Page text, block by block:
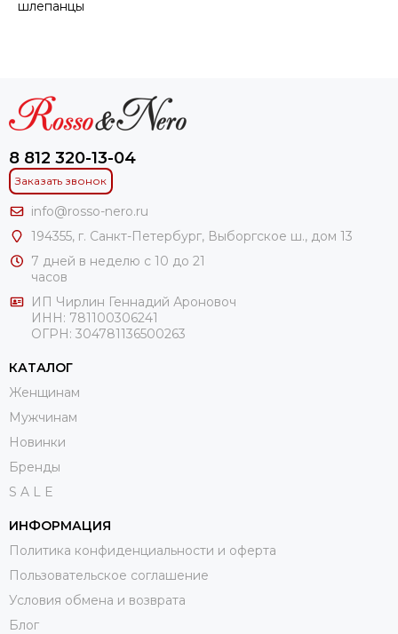
шлепанцы
8 812 320-13-04
Заказать звонок
info@rosso-nero.ru
194355, г. Санкт-Петербург, Выборгское ш., дом 13
7 дней в неделю с 10 до 21
часов
ИП Чирлин Геннадий Ароновоч
ИНН: 781100306241
ОГРН: 304781136500263
КАТАЛОГ
Женщинам
Мужчинам
Новинки
Бренды
S A L E
ИНФОРМАЦИЯ
Политика конфиденциальности и оферта
Пользовательское соглашение
Условия обмена и возврата
Блог